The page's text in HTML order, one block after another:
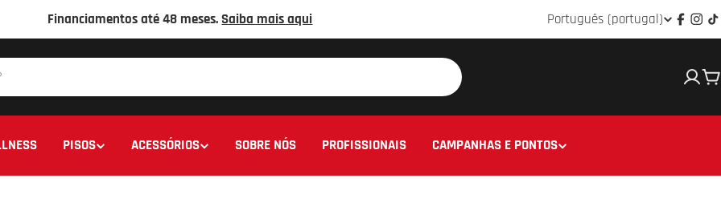
Financiamentos até 48 meses.Saiba mais aqui Idioma
Português (portugal)
PISOS ACESSÓRIOS SOBRE NÓS PROFISSIONAIS CAMPANHAS E PONTOS